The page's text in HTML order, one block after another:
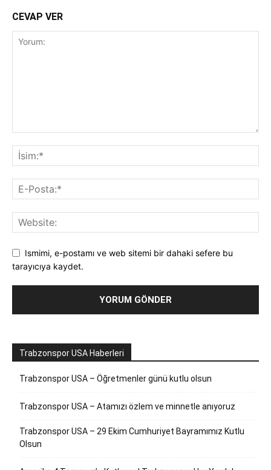
CEVAP VER
Ismimi, e-postamı ve web sitemi bir dahaki sefere bu
tarayıcıya kaydet.
Trabzonspor USA Haberleri
Trabzonspor USA – Öğretmenler günü kutlu olsun
Trabzonspor USA – Atamızı özlem ve minnetle anıyoruz
Trabzonspor USA – 29 Ekim Cumhuriyet Bayramımız Kutlu
Olsun